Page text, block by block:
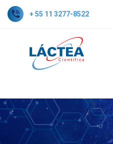
+ 55 11 3277-8522